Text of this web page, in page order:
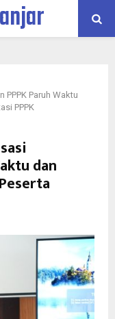
Paruh Waktu
PPPK
dan